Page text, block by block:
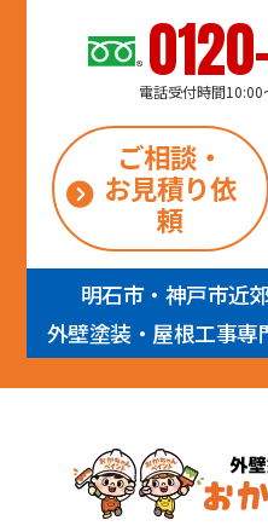
電話受付時間10:00
ご相談・
お見積り依
頼
明石市・神戸市近
外壁塗装・屋根工事専